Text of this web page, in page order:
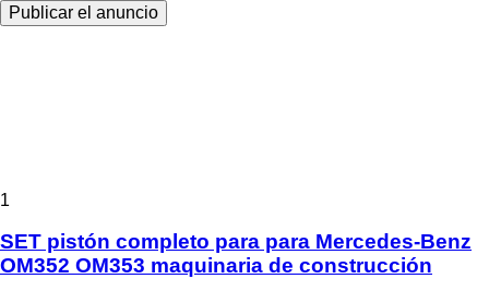
Publicar el anuncio
1
SET pistón completo para para Mercedes-Benz
OM352 OM353 maquinaria de construcción